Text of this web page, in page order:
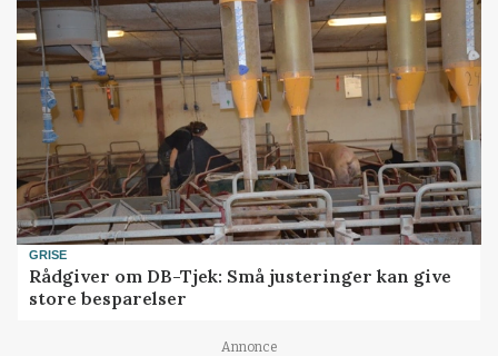
GRISE
Rådgiver om DB-Tjek: Små justeringer kan give
store besparelser
Annonce